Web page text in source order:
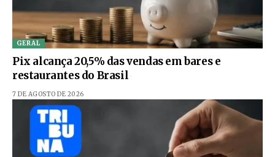
GERAL
Pix alcança 20,5% das vendas em bares e
restaurantes do Brasil
7 DE AGOSTO DE 2026